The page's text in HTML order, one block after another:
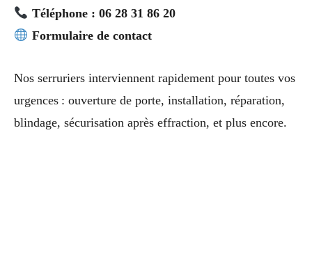
Téléphone : 06 28 31 86 20
Formulaire de contact
Nos serruriers interviennent rapidement pour toutes vos
urgences : ouverture de porte, installation, réparation,
blindage, sécurisation après effraction, et plus encore.